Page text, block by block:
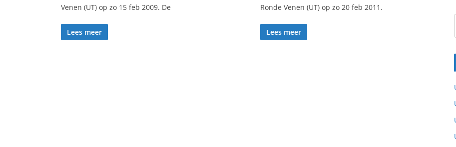
Venen (UT) op zo 15 feb 2009. De
Lees meer
Ronde Venen (UT) op zo 20 feb 2011.
Lees meer